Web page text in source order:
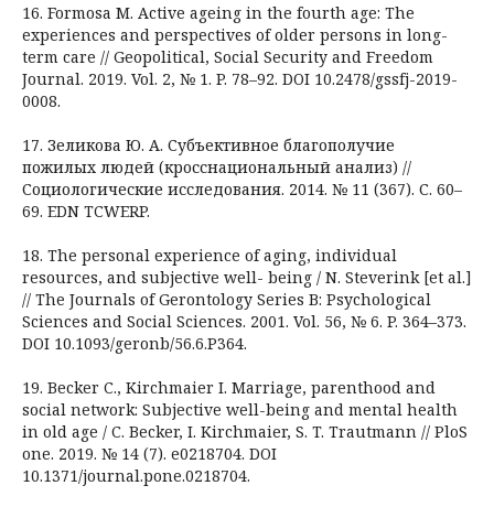
16. Formosa M. Active ageing in the fourth age: The
experiences and perspectives of older persons in long-
term care // Geopolitical, Social Security and Freedom
Journal. 2019. Vol. 2, № 1. P. 78–92. DOI 10.2478/gssfj-2019-
0008.
17. Зеликова Ю. А. Субъективное благополучие
пожилых людей (кросснациональный анализ) //
Социологические исследования. 2014. № 11 (367). С. 60–
69. EDN TCWERP.
18. The personal experience of aging, individual
resources, and subjective well- being / N. Steverink [et al.]
// The Journals of Gerontology Series B: Psychological
Sciences and Social Sciences. 2001. Vol. 56, № 6. P. 364–373.
DOI 10.1093/geronb/56.6.P364.
19. Becker C., Kirchmaier I. Marriage, parenthood and
social network: Subjective well-being and mental health
in old age / C. Becker, I. Kirchmaier, S. T. Trautmann // PloS
one. 2019. № 14 (7). e0218704. DOI
10.1371/journal.pone.0218704.